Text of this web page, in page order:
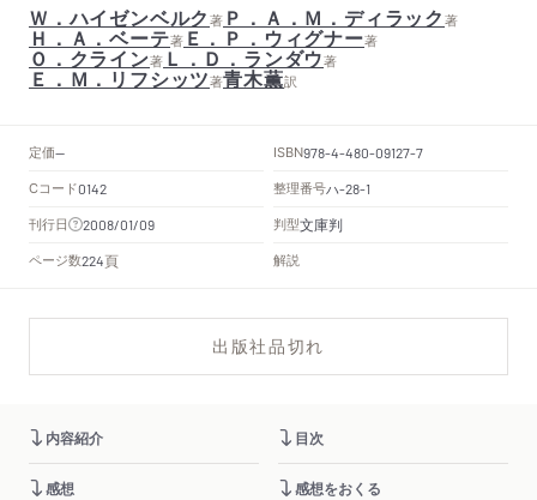
Ｗ．ハイゼンベルク著 Ｐ．Ａ．Ｍ．ディラック著
Ｈ．Ａ．ベーテ著Ｅ．Ｐ．ウィグナー著
Ｏ．クライン著Ｌ．Ｄ．ランダウ著
Ｅ．Ｍ．リフシッツ著青木薫訳
定価-- ISBN978-4-480-09127-7
Cコード0142 整理番号ハ-28-1
刊行日 2008/01/09 判型文庫判
ページ数224頁 解説
出版社品切れ
内容紹介 目次
感想 感想をおくる